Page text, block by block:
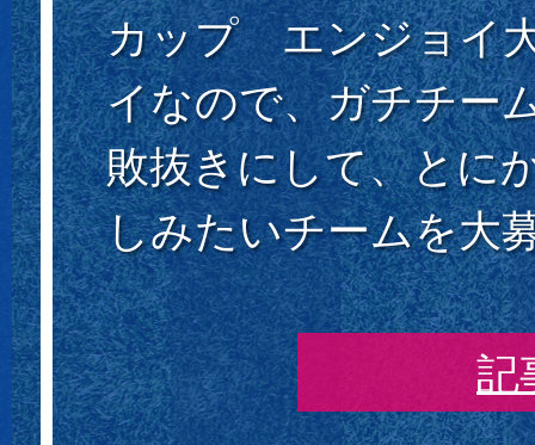
カップ エンジョイ
イなので、ガチチー
敗抜きにして、とに
しみたいチームを大
記